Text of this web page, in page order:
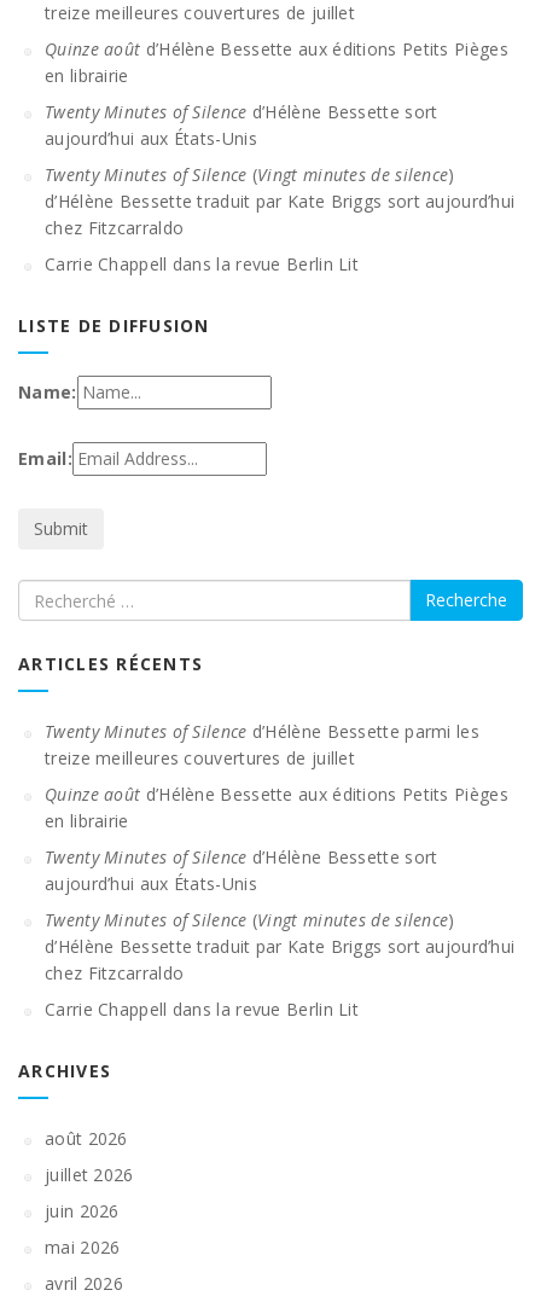
treize meilleures couvertures de juillet
Quinze août d’Hélène Bessette aux éditions Petits Pièges
en librairie
Twenty Minutes of Silence d’Hélène Bessette sort
aujourd’hui aux États-Unis
Twenty Minutes of Silence (Vingt minutes de silence)
d’Hélène Bessette traduit par Kate Briggs sort aujourd’hui
chez Fitzcarraldo
Carrie Chappell dans la revue Berlin Lit
LISTE DE DIFFUSION
Name:
Email:
Recherche
ARTICLES RÉCENTS
Twenty Minutes of Silence d’Hélène Bessette parmi les
treize meilleures couvertures de juillet
Quinze août d’Hélène Bessette aux éditions Petits Pièges
en librairie
Twenty Minutes of Silence d’Hélène Bessette sort
aujourd’hui aux États-Unis
Twenty Minutes of Silence (Vingt minutes de silence)
d’Hélène Bessette traduit par Kate Briggs sort aujourd’hui
chez Fitzcarraldo
Carrie Chappell dans la revue Berlin Lit
ARCHIVES
août 2026
juillet 2026
juin 2026
mai 2026
avril 2026